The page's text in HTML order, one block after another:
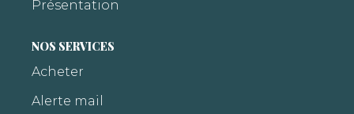
Présentation
NOS SERVICES
Acheter
Alerte mail